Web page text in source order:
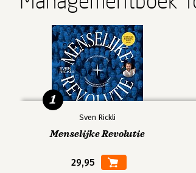
Sven Rickli
Menselijke Revolutie
29,95
1